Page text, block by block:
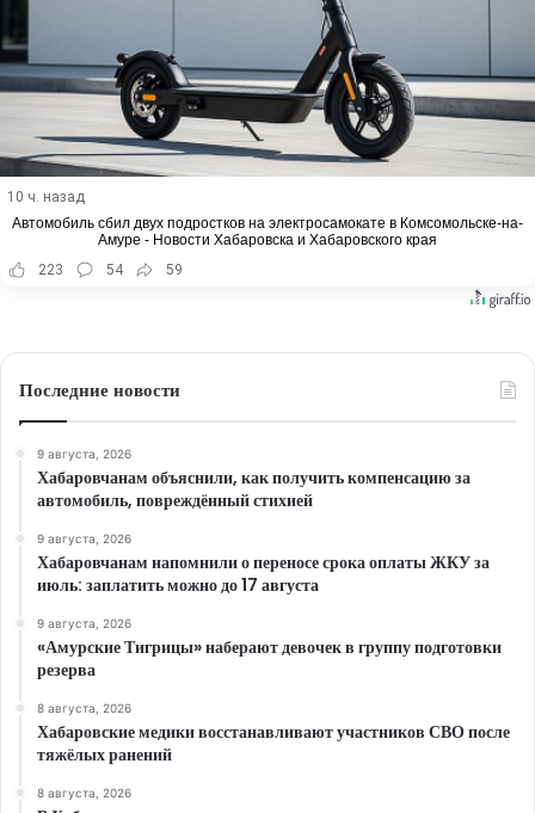
10 ч. назад
Автомобиль сбил двух подростков на электросамокате в Комсомольске-на-
Амуре - Новости Хабаровска и Хабаровского края
223
54 59
Последние новости
9 августа, 2026
Хабаровчанам объяснили, как получить компенсацию за
автомобиль, повреждённый стихией
9 августа, 2026
Хабаровчанам напомнили о переносе срока оплаты ЖКУ за
июль: заплатить можно до 17 августа
9 августа, 2026
«Амурские Тигрицы» наберают девочек в группу подготовки
резерва
8 августа, 2026
Хабаровские медики восстанавливают участников СВО после
тяжёлых ранений
8 августа, 2026